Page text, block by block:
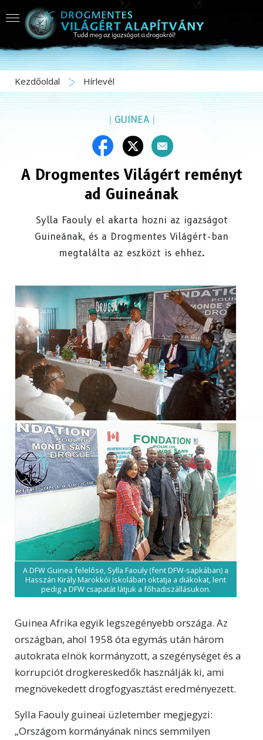
Kezdőoldal Hírlevél
|GUINEA |
A Drogmentes Világért reményt
ad Guineának
Sylla Faouly el akarta hozni az igazságot
Guineának, és a Drogmentes Világért-ban
megtalálta az eszközt is ehhez.
A DFW Guinea felelőse, Sylla Faouly (fent DFW-sapkában) a
Hasszán Király Marokkói Iskolában oktatja a diákokat, lent
pedig a DFW csapatát látjuk a főhadiszállásukon.
Guinea Afrika egyik legszegényebb országa. Az
országban, ahol 1958 óta egymás után három
autokrata elnök kormányzott, a szegénységet és a
korrupciót drogkereskedők használják ki, ami
megnövekedett drogfogyasztást eredményezett.
Sylla Faouly guineai üzletember megjegyzi:
„Országom kormányának nincs semmilyen